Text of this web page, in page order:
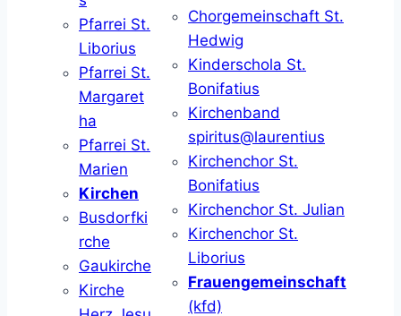
Pfarrei St.
Liborius
Pfarrei St.
Margaret
ha
Pfarrei St.
Marien
Kirchen
Busdorfki
rche
Gaukirche
Kirche
Chorgemeinschaft St.
Hedwig
Kinderschola St.
Bonifatius
Kirchenband
spiritus@laurentius
Kirchenchor St.
Bonifatius
Kirchenchor St. Julian
Kirchenchor St.
Liborius
Frauengemeinschaft
(kfd)